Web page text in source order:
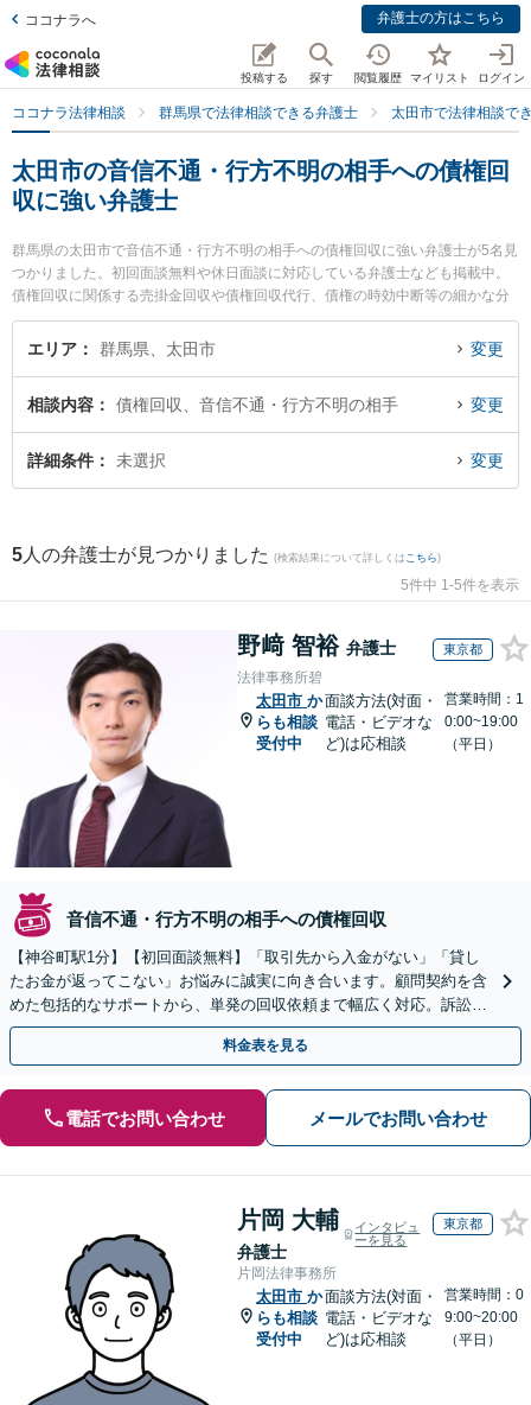
ココナラへ 弁護士の方はこちら
投稿する 探す 閲覧履歴 マイリスト ログイン
ココナラ法律相談 群馬県で法律相談できる弁護士 太田市で法律相談で
太田市の音信不通・行方不明の相手への債権回
収に強い弁護士
群馬県の太田市で音信不通・行方不明の相手への債権回収に強い弁護士が5名見
つかりました。初回面談無料や休日面談に対応している弁護士なども掲載中。
債権回収に関係する売掛金回収や債権回収代行、債権の時効中断等の細かな分
野での絞り込み検索もでき便利です。特に清水智法律事務所の清水 智弁護士や
きらら法律事務所の木村 就一弁護士、村山準一法律事務所の村山 準一弁護士の
ぐに弁護士に相談したい』『音信不通・行方不明の相手への債権回収のトラブ
ル解決の実績豊富な近くの弁護士を検索したい』『初回相談無料で音信不通・
行方不明の相手への債権回収を法律相談できる太田市内の弁護士に相談予約し
エリア 群馬県、太田市 変更
相談内容 債権回収、音信不通・行方不明の相手 変更
詳細条件 未選択 変更
5 人の弁護士が見つかりました (検索結果について詳しくは こちら)
5件中 1-5件を表示
野﨑 智裕 弁護士 東京都
法律事務所碧
太田市 か
らも相談
受付中
面談方法(対面・
電話・ビデオな
ど)は応相談
営業時間：1
0:00~19:00
（平日）
音信不通・行方不明の相手への債権回収
【神谷町駅1分】【初回面談無料】「取引先から入金がない」「貸し
たお金が返ってこない」お悩みに誠実に向き合います。顧問契約を含
めた包括的なサポートから、単発の回収依頼まで幅広く対応。訴訟や
交渉で、権利を守るために尽力【夜間相談可】
料金表を見る
電話でお問い合わせ メールでお問い合わせ
片岡 大輔
弁護士
インタビュ
ーを見る
東京都
片岡法律事務所
太田市 か
らも相談
受付中
面談方法(対面・
電話・ビデオな
ど)は応相談
営業時間：0
9:00~20:00
（平日）